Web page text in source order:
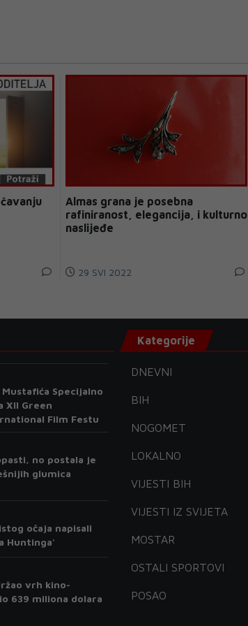
Almas grana je posebna
rafiniranost, elegancija, i kulturno
naslijeđe
29 SVI 2022
Specijalno
XII Green
Film Festu
no postala je
glumica
očaja napisali
Huntinga'
vrh kino-
639 miliona dolara
Kategorije
DNEVNI
BIH
NOGOMET
LOKALNO
VIJESTI BIH
VIJESTI IZ SVIJETA
MOSTAR
OSTALI SPORTOVI
POSAO